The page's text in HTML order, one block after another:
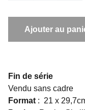
Ajouter au
Fin de série
Vendu sans cadre
Format : 21 x